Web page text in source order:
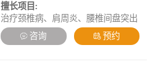
擅长项目:
治疗颈椎病、肩周炎、腰椎间盘突出
症、网球肘，腱鞘炎、运动损伤、筋膜
炎、静脉曲张、膝关节骨性关节炎，风
咨询 预约